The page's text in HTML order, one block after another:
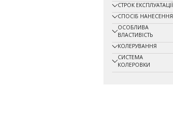
Стіни(89)
Стеля(79)
Фасади(20)
Цоколь (3)
СТРОК ЕКСПЛУАТАЦІЇ
СПОСІБ НАНЕСЕННЯ
ОСОБЛИВА
ВЛАСТИВІСТЬ
КОЛЕРУВАННЯ
СИСТЕМА
КОЛЕРОВКИ